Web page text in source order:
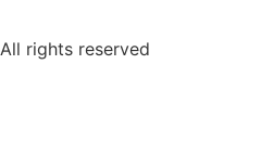
All rights reserved